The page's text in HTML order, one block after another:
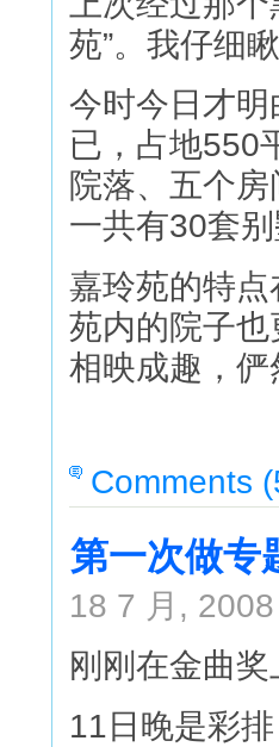
苑”。我仔细
今时今日才
已，占地550
院落、五个
一共有30套
嘉玲苑的特
苑内的院子
相映成趣，
Comments
第一次做
18 7 月,
刚刚在金曲
11日晚是彩